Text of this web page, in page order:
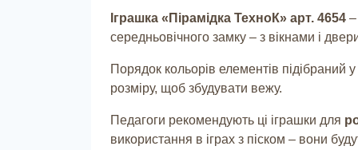
Іграшка «Пірамідка ТехноК» арт. 4654
середньовічного замку – з вікнами і
Порядок кольорів елементів підібраний
розміру, щоб збудувати вежу.
Педагоги рекомендують ці іграшки для
використання в іграх з піском – вони